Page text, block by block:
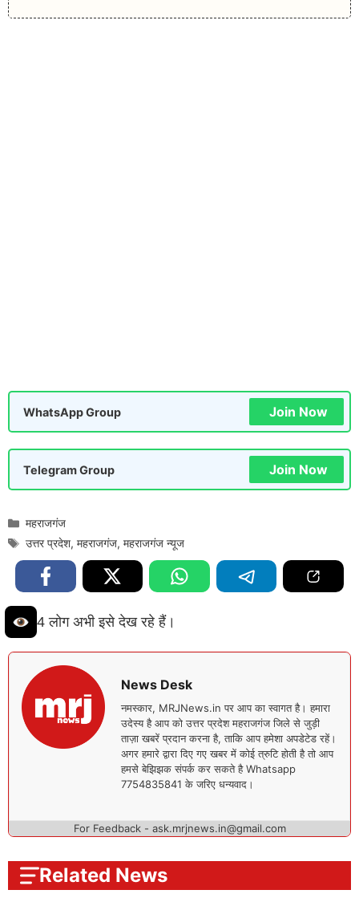
WhatsApp Group Join Now
Telegram Group Join Now
Categories
महराजगंज
Tags
उत्तर प्रदेश,महराजगंज,महराजगंज न्यूज
4 लोग अभी इसे देख रहे हैं।
News Desk
नमस्कार, MRJNews.in पर आप का स्वागत है। हमारा
उदेस्य है आप को उत्तर प्रदेश महराजगंज जिले से जुड़ी
ताज़ा खबरें प्रदान करना है, ताकि आप हमेशा अपडेटेड रहें।
अगर हमारे द्वारा दिए गए खबर में कोई त्रुटि होती है तो आप
हमसे बेझिझक संपर्क कर सकते है Whatsapp
7754835841 के जरिए धन्यवाद।
For Feedback - ask.mrjnews.in@gmail.com
Related News